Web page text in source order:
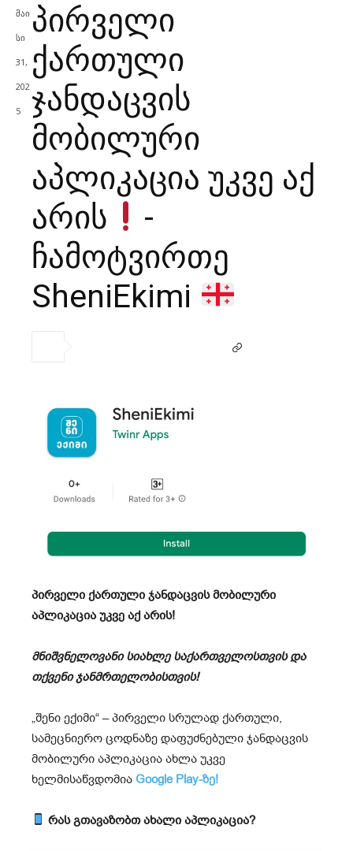
პირველი
ქართული
ჯანდაცვის
მობილური
აპლიკაცია უკვე აქ
არის
-
ჩამოტვირთე
SheniEkimi
მაი
სი
31,
202
5
პირველი ქართული ჯანდაცვის მობილური
აპლიკაცია უკვე აქ არის!
მნიშვნელოვანი სიახლე საქართველოსთვის და
თქვენი ჯანმრთელობისთვის!
„შენი ექიმი“ – პირველი სრულად ქართული,
სამეცნიერო ცოდნაზე დაფუძნებული ჯანდაცვის
მობილური აპლიკაცია ახლა უკვე
ხელმისაწვდომია Google Play-ზე!
რას გთავაზობთ ახალი აპლიკაცია?